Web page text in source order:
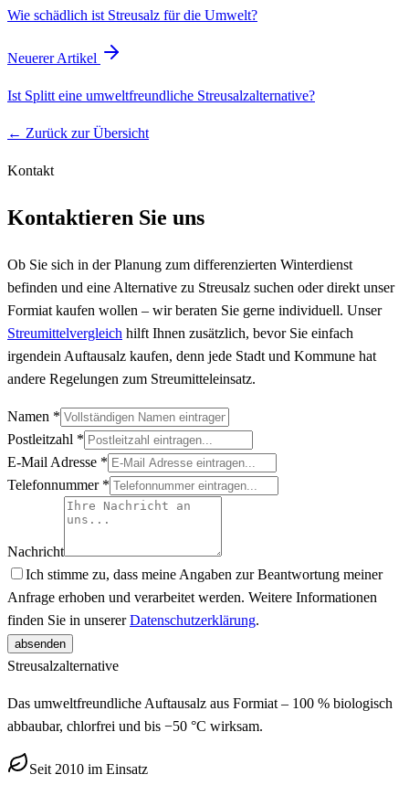
Wie schädlich ist Streusalz für die Umwelt?
Neuerer Artikel
Ist Splitt eine umweltfreundliche Streusalzalternative?
← Zurück zur Übersicht
Kontakt
Kontaktieren Sie uns
Ob Sie sich in der Planung zum differenzierten Winterdienst
befinden und eine Alternative zu Streusalz suchen oder direkt unser
Formiat kaufen wollen – wir beraten Sie gerne individuell. Unser
Streumittelvergleich hilft Ihnen zusätzlich, bevor Sie einfach
irgendein Auftausalz kaufen, denn jede Stadt und Kommune hat
andere Regelungen zum Streumitteleinsatz.
Namen *
Postleitzahl *
E-Mail Adresse *
Telefonnummer *
Nachricht
Ich stimme zu, dass meine Angaben zur Beantwortung meiner
Anfrage erhoben und verarbeitet werden. Weitere Informationen
finden Sie in unserer Datenschutzerklärung.
absenden
Streusalzalternative
Das umweltfreundliche Auftausalz aus Formiat – 100 % biologisch
abbaubar, chlorfrei und bis −50 °C wirksam.
Seit 2010 im Einsatz